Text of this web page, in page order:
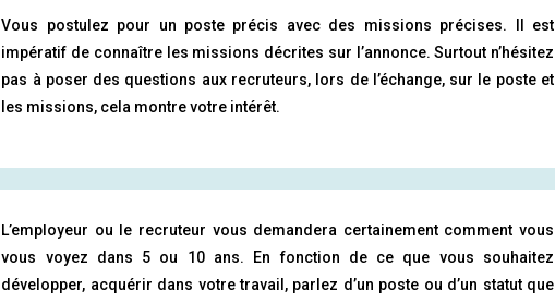
Vous postulez pour un poste précis avec des missions précises. Il est
impératif de connaître les missions décrites sur l’annonce. Surtout n’hésitez
pas à poser des questions aux recruteurs, lors de l’échange, sur le poste et
les missions, cela montre votre intérêt.
L’employeur ou le recruteur vous demandera certainement comment vous
vous voyez dans 5 ou 10 ans. En fonction de ce que vous souhaitez
développer, acquérir dans votre travail, parlez d’un poste ou d’un statut que